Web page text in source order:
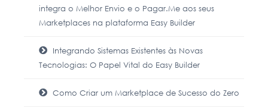
integra o Melhor Envio e o Pagar.Me aos seus
Marketplaces na plataforma Easy Builder
Integrando Sistemas Existentes às Novas
Tecnologias: O Papel Vital do Easy Builder
Como Criar um Marketplace de Sucesso do Zero